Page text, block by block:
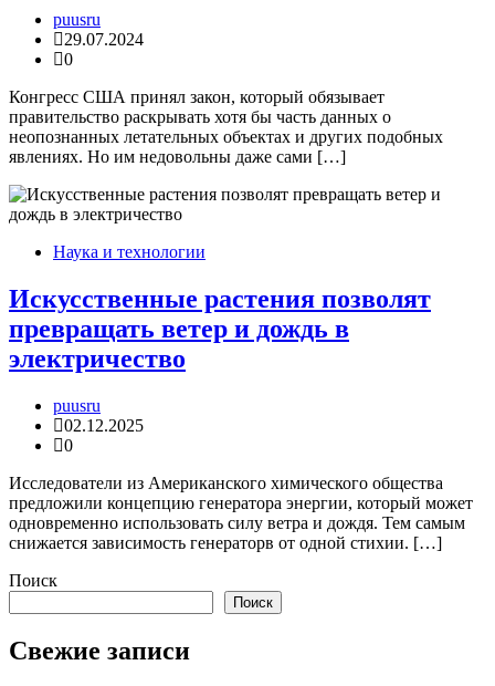
puusru
29.07.2024
0
Конгресс США принял закон, который обязывает
правительство раскрывать хотя бы часть данных о
неопознанных летательных объектах и других подобных
явлениях. Но им недовольны даже сами […]
Наука и технологии
Искусственные растения позволят
превращать ветер и дождь в
электричество
puusru
02.12.2025
0
Исследователи из Американского химического общества
предложили концепцию генератора энергии, который может
одновременно использовать силу ветра и дождя. Тем самым
снижается зависимость генераторв от одной стихии. […]
Поиск
Поиск
Свежие записи